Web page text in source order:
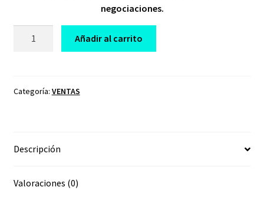
negociaciones.
OBJECIÓN
DE
cantidad
Añadir al carrito
Categoría: VENTAS
Descripción
Valoraciones (0)